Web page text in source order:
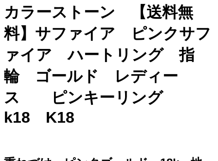
カラーストーン 【送料無
料】サファイア ピンクサフ
ァイア ハートリング 指
輪 ゴールド レディー
ス ピンキーリング
k18 K18